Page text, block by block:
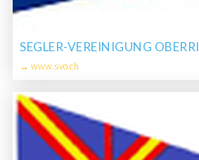
SEGLER-VEREINIGUNG
→ www.svo.ch